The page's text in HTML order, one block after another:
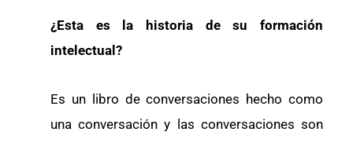
¿Esta es la historia de su formación
intelectual?
Es un libro de conversaciones hecho como
una conversación y las conversaciones son